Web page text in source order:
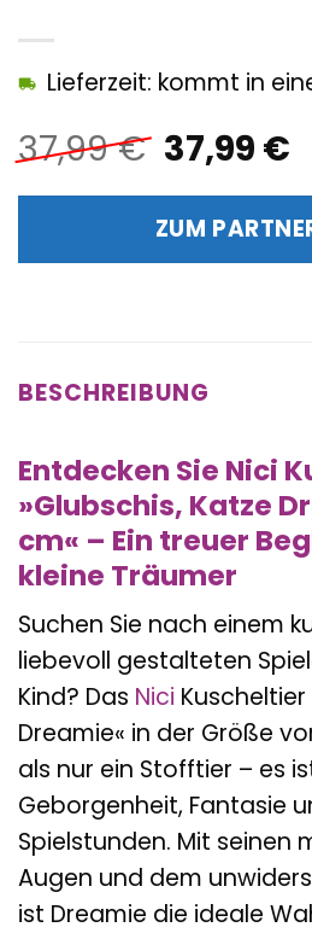
37,99€
Preis
war:
37,99 €
37,99 €
Lieferzeit: kommt in
ZUM
BESCHREIBUNG
Entdecken Sie Nici
»Glubschis, Katze
cm« – Ein treuer
kleine Träumer
Suchen Sie nach einem
liebevoll gestalteten
Kind? Das Nici Kuscheltier
Dreamie« in der Größe
als nur ein Stofftier – es
Geborgenheit, Fantasie
Spielstunden. Mit seinen
Augen und dem
ist Dreamie die ideale